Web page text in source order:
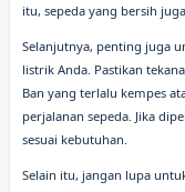
itu, sepeda yang bersih
Selanjutnya, penting juga
listrik Anda. Pastikan
Ban yang terlalu kempes
perjalanan sepeda. Jika
sesuai kebutuhan.
Selain itu, jangan lupa